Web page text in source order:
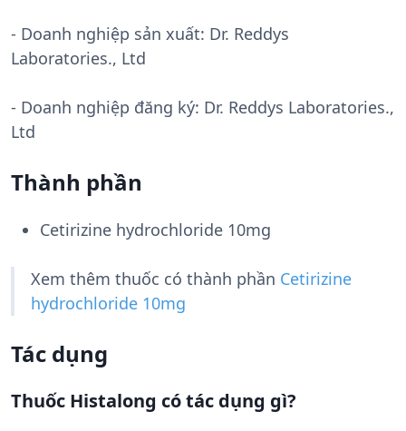
- Doanh nghiệp sản xuất: Dr. Reddys
Laboratories., Ltd
- Doanh nghiệp đăng ký: Dr. Reddys Laboratories.,
Ltd
Thành phần
Cetirizine hydrochloride 10mg
Xem thêm thuốc có thành phần Cetirizine
hydrochloride 10mg
Tác dụng
Thuốc Histalong có tác dụng gì?